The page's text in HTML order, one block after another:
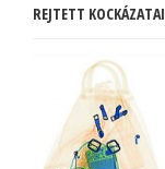
REJTETT KOCKÁZATAI